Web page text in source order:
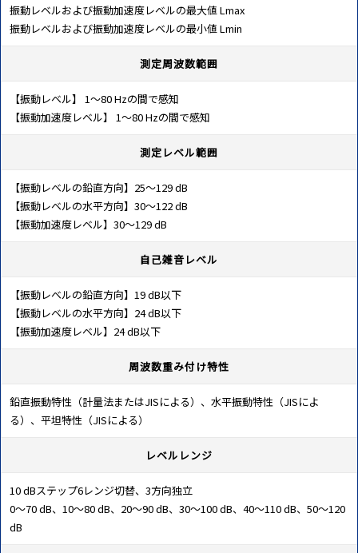
振動レベルおよび振動加速度レベルの最大値 Lmax
振動レベルおよび振動加速度レベルの最小値 Lmin
測定周波数範囲
【振動レベル】 1～80 Hzの間で感知
【振動加速度レベル】 1～80 Hzの間で感知
測定レベル範囲
【振動レベルの鉛直方向】25～129 dB
【振動レベルの水平方向】30～122 dB
【振動加速度レベル】30～129 dB
自己雑音レベル
【振動レベルの鉛直方向】19 dB以下
【振動レベルの水平方向】24 dB以下
【振動加速度レベル】24 dB以下
周波数重み付け特性
鉛直振動特性（計量法またはJISによる）、水平振動特性（JISによ
る）、平坦特性（JISによる）
レベルレンジ
10 dBステップ6レンジ切替、3方向独立
0～70 dB、10～80 dB、20～90 dB、30～100 dB、40～110 dB、50～120
dB